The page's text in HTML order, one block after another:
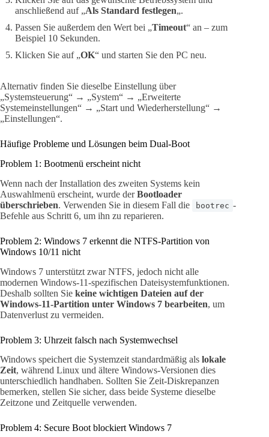
anschließend auf „Als Standard festlegen„.
Passen Sie außerdem den Wert bei „Timeout“ an – zum
Beispiel 10 Sekunden.
Klicken Sie auf „OK“ und starten Sie den PC neu.
Alternativ finden Sie dieselbe Einstellung über
„Systemsteuerung“ → „System“ → „Erweiterte
Systemeinstellungen“ → „Start und Wiederherstellung“ →
„Einstellungen“.
Häufige Probleme und Lösungen beim Dual-Boot
Problem 1: Bootmenü erscheint nicht
Wenn nach der Installation des zweiten Systems kein
Auswahlmenü erscheint, wurde derBootloader
überschrieben. Verwenden Sie in diesem Fall die bootrec -
Befehle aus Schritt 6, um ihn zu reparieren.
Problem 2: Windows 7 erkennt die NTFS-Partition von
Windows 10/11 nicht
Windows 7 unterstützt zwar NTFS, jedoch nicht alle
modernen Windows-11-spezifischen Dateisystemfunktionen.
Deshalb sollten Sie keine wichtigen Dateien auf der
Windows-11-Partition unter Windows 7 bearbeiten, um
Datenverlust zu vermeiden.
Problem 3: Uhrzeit falsch nach Systemwechsel
Windows speichert die Systemzeit standardmäßig als lokale
Zeit, während Linux und ältere Windows-Versionen dies
unterschiedlich handhaben. Sollten Sie Zeit-Diskrepanzen
bemerken, stellen Sie sicher, dass beide Systeme dieselbe
Zeitzone und Zeitquelle verwenden.
Problem 4: Secure Boot blockiert Windows 7